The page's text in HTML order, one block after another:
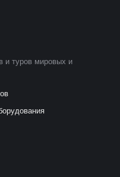
и туров мировых и